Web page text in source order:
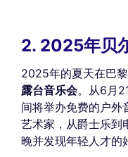
2. 2025年贝
2025年的夏天在巴
露台音乐会。从6月
间将举办免费的户外
艺术家，从爵士乐到
晚并发现年轻人才的